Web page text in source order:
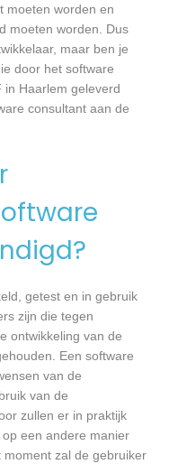
moeten worden en
moeten worden. Dus
maar ben je
door het software
in Haarlem geleverd
consultant aan de
getest en in gebruik
zijn die tegen
ontwikkeling van de
Een software
van de
van de
zullen er in praktijk
een andere manier
zal de gebruiker